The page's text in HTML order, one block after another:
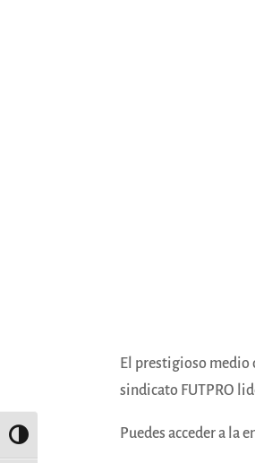
Alternar alto contraste
El prestigioso medio
sindicato FUTPRO
Puedes acceder a la